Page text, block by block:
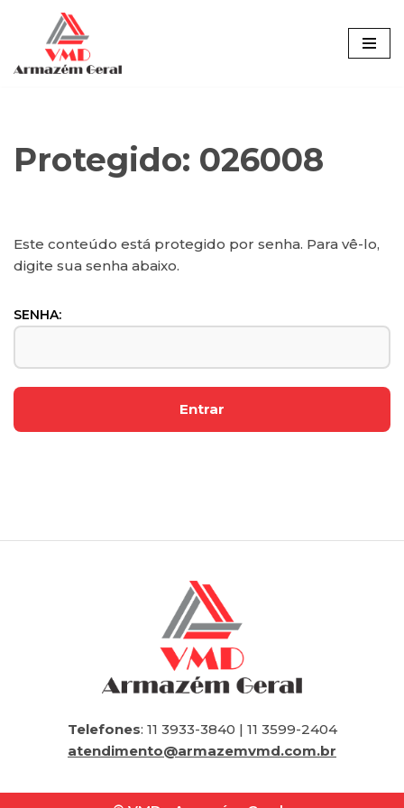
Pular
para
Protegido: 026008
Este conteúdo está protegido por senha. Para vê-lo,
digite sua senha abaixo.
SENHA:
Telefones: 11 3933-3840 | 11 3599-2404
atendimento@armazemvmd.com.br